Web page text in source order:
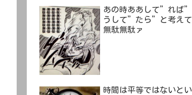
あの時ああして”れば”
うして”たら”と考えて
無駄無駄ァ
時間は平等ではないとい